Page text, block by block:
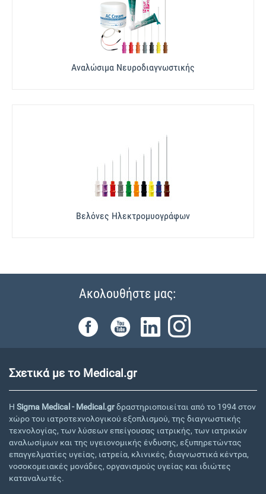
Αναλώσιμα Νευροδιαγνωστικής
Βελόνες Ηλεκτρομυογράφων
Ακολουθήστε μας:
Σχετικά με το Medical.gr
Η Sigma Medical - Medical.grδραστηριοποιείται από το 1994 στον
χώρο του ιατροτεχνολογικού εξοπλισμού, της διαγνωστικής
τεχνολογίας, των λύσεων επείγουσας ιατρικής, των ιατρικών
αναλωσίμων και της υγειονομικής ένδυσης, εξυπηρετώντας
επαγγελματίες υγείας, ιατρεία, κλινικές, διαγνωστικά κέντρα,
νοσοκομειακές μονάδες, οργανισμούς υγείας και ιδιώτες
καταναλωτές.